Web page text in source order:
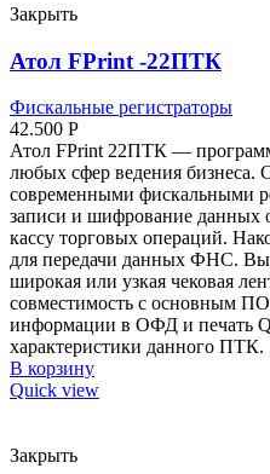
Закрыть
Атол FPrint -22ПТК
Фискальные регистраторы
42.500 Р
Атол FPrint 22ПТК —
любых сфер ведения
современными фискальными
записи и шифрование данных
кассу торговых операций.
для передачи данных ФНС.
широкая или узкая чековая
совместимость с основным
информации в ОФД и печать
характеристики данного ПТК.
В корзину
Quick view
Закрыть